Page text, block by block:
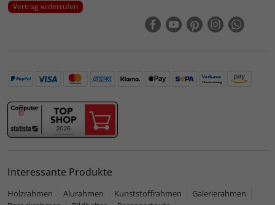
Vertrag widerrufen
Interessante Produkte
Holzrahmen Alurahmen Kunststoffrahmen
Galerierahmen